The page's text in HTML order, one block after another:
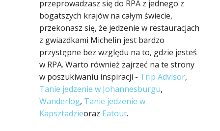
przeprowadzasz się do RPA z jednego z
bogatszych krajów na całym świecie,
przekonasz się, że jedzenie w restauracjach
z gwiazdkami Michelin jest bardzo
przystępne bez względu na to, gdzie jesteś
w RPA. Warto również zajrzeć na te strony
w poszukiwaniu inspiracji - Trip Advisor,
Tanie jedzenie w Johannesburgu,
Wanderlog, Tanie jedzenie w
Kapsztadzieoraz Eatout.